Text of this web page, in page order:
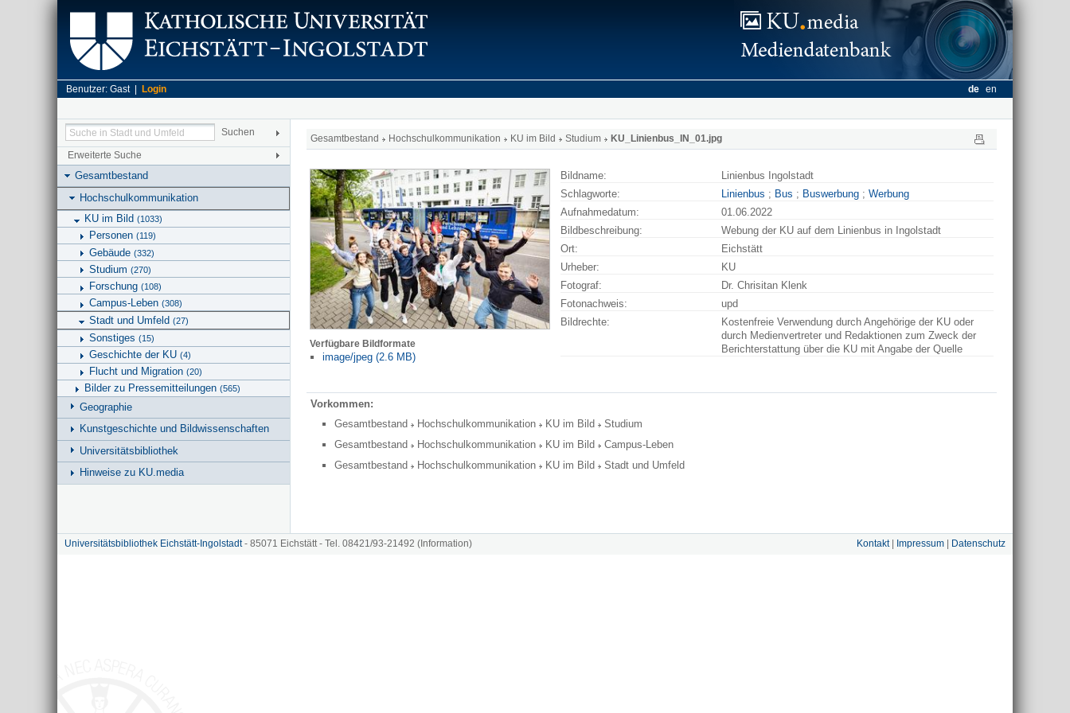
Benutzer: Gast | Login de en
Erweiterte Suche
Gesamtbestand
Hochschulkommunikation
KU im Bild (1033)
Personen (119)
Gebäude (332)
Studium (270)
Forschung (108)
Campus-Leben (308)
Stadt und Umfeld (27)
Sonstiges (15)
Geschichte der KU (4)
Flucht und Migration (20)
Bilder zu Pressemitteilungen (565)
Geographie
Kunstgeschichte und Bildwissenschaften
Universitätsbibliothek
Hinweise zu KU.media
Gesamtbestand Hochschulkommunikation KU im Bild Studium KU_Linienbus_IN_01.jpg
Verfügbare Bildformate
image/jpeg (2.6 MB)
Bildname:
Linienbus Ingolstadt
Schlagworte:
Linienbus ; Bus ; Buswerbung ; Werbung
Aufnahmedatum:
01.06.2022
Bildbeschreibung:
Webung der KU auf dem Linienbus in Ingolstadt
Ort:
Eichstätt
Urheber:
KU
Fotograf:
Dr. Chrisitan Klenk
Fotonachweis:
upd
Bildrechte:
Kostenfreie Verwendung durch Angehörige der KU oder
durch Medienvertreter und Redaktionen zum Zweck der
Berichterstattung über die KU mit Angabe der Quelle
Vorkommen:
Gesamtbestand
Hochschulkommunikation KU im Bild
Studium
Gesamtbestand
Hochschulkommunikation KU im Bild
Campus-Leben
Gesamtbestand
Hochschulkommunikation KU im Bild Stadt und Umfeld
Universitätsbibliothek Eichstätt-Ingolstadt- 85071 Eichstätt - Tel. 08421/93-21492 (Information) Kontakt| Impressum Datenschutz